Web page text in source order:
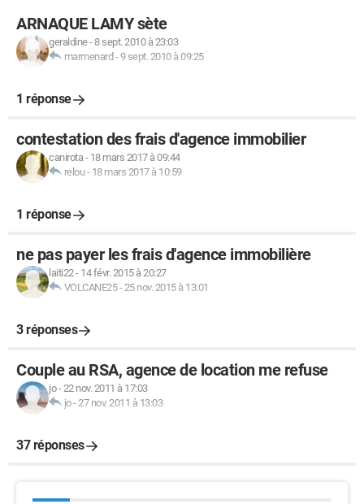
ARNAQUE LAMY sète
geraldine-8 sept. 2010 à 23:03
marmenard -9 sept. 2010 à 09:25
1 réponse
contestation des frais d'agence immobilier
canirota- 18 mars 2017 à 09:44
relou- 18 mars 2017 à 10:59
1 réponse
ne pas payer les frais d'agence immobilière
laiti22- 14 févr. 2015 à 20:27
VOLCANE25-25 nov. 2015 à 13:01
3 réponses
Couple au RSA, agence de location me refuse
jo-22 nov. 2011 à 17:03
jo-27 nov. 2011 à 13:03
37 réponses